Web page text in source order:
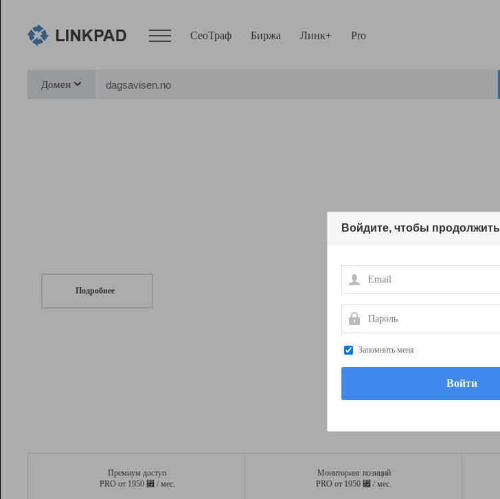
СеоТраф Биржа Линк+ Pro
Домен
Подробнее
Премиум доступ
PRO от 1950 ⃏ / мес.
Мониторинг позиций
PRO от 1950 ⃏ / мес.
Войдите, чтобы продолжить
Email
Пароль
Запомнить меня